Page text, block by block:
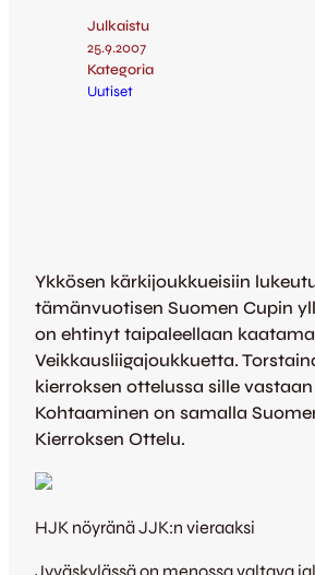
Julkaistu
25.9.2007
Kategoria
Uutiset
Ykkösen kärkijoukkueisiin
tämänvuotisen Suomen Cupin
on ehtinyt taipaleellaan
Veikkausliigajoukkuetta.
kierroksen ottelussa sille
Kohtaaminen on samalla
Kierroksen Ottelu.
HJK nöyränä JJK:n vieraaksi